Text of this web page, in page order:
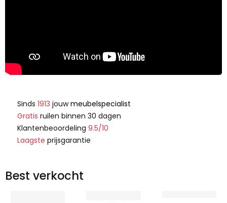
Sinds 1913 jouwmeubelspecialist
Gratis ruilen binnen 30 dagen
Klantenbeoordeling 9.5/10
Laagste prijsgarantie
Best verkocht